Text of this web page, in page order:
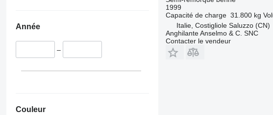
Année
–
Couleur
1999
Capacité de charge 31.800 kg
Italie, Costigliole Saluzzo (CN)
Anghilante Anselmo & C. SNC
Contacter le vendeur